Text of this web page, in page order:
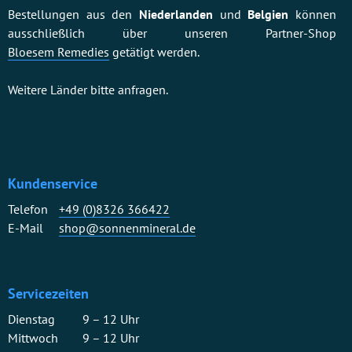
Bestellungen aus den Niederlanden und Belgien können
ausschließlich über unseren Partner-Shop
Bloesem Remedies getätigt werden.
Weitere Länder bitte anfragen.
Kundenservice
Telefon
+49 (0)8326 366422
E-Mail
shop@sonnenmineral.de
Servicezeiten
Dienstag
9 – 12 Uhr
Mittwoch
9 – 12 Uhr